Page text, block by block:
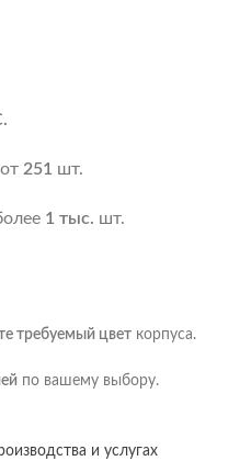
от 251 шт.
1 тыс. шт.
требуемый цвет корпуса.
по вашему выбору.
и услугах